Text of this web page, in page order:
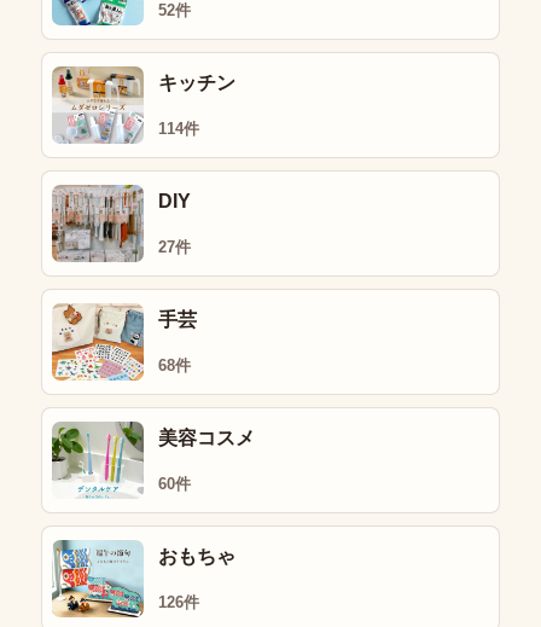
52件
キッチン
114件
DIY
27件
手芸
68件
美容コスメ
60件
おもちゃ
126件